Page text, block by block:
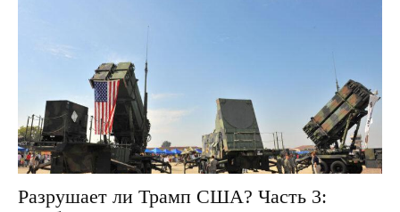
Разрушает ли Трамп США? Часть 3: